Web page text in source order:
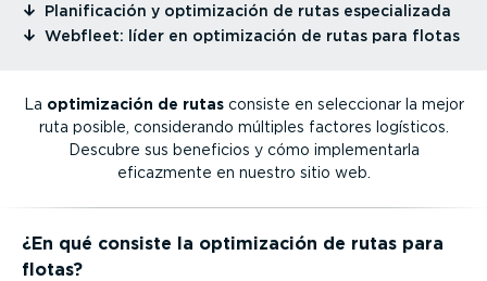
⁠Plani­fi­cación y optimi­zación de rutas especia­lizada
⁠Webfleet: líder en optimi­zación de rutas para flotas
La optimi­zación de rutasconsiste en seleccionar la mejor
ruta posible, consi­de­rando múltiples factores logísticos.
Descubre sus beneficios y cómo imple­men­tarla
eficazmente en nuestro sitio web.
¿En qué consiste la optimi­zación de rutas para
flotas?